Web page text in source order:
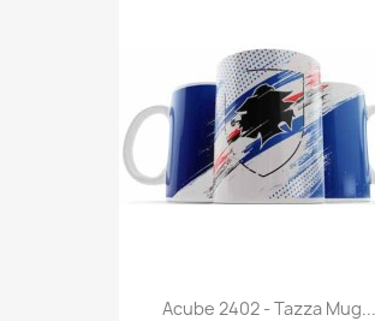
Anteprima
Acube 2402 - Tazza Mug...